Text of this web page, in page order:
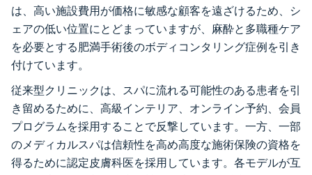
は、高い施設費用が価格に敏感な顧客を遠ざけるため、シ
ェアの低い位置にとどまっていますが、麻酔と多職種ケア
を必要とする肥満手術後のボディコンタリング症例を引き
付けています。
従来型クリニックは、スパに流れる可能性のある患者を引
き留めるために、高級インテリア、オンライン予約、会員
プログラムを採用することで反撃しています。一方、一部
のメディカルスパは信頼性を高め高度な施術保険の資格を
得るために認定皮膚科医を採用しています。各モデルが互